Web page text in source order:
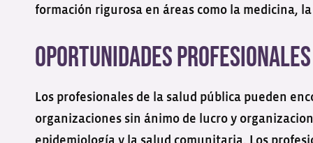
formación rigurosa en áreas como la medicina,
Oportunidades Profesionales
Los profesionales de la salud pública pueden
organizaciones sin ánimo de lucro y